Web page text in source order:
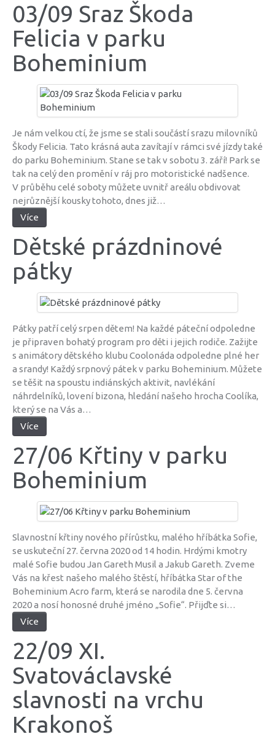
03/09 Sraz Škoda
Felicia v parku
Boheminium
Je nám velkou ctí, že jsme se stali součástí srazu milovníků
Škody Felicia. Tato krásná auta zavítají v rámci své jízdy také
do parku Boheminium. Stane se tak v sobotu 3. září! Park se
tak na celý den promění v ráj pro motoristické nadšence.
V průběhu celé soboty můžete uvnitř areálu obdivovat
nejrůznější kousky tohoto, dnes již…
Více
Dětské prázdninové
pátky
Pátky patří celý srpen dětem! Na každé páteční odpoledne
je připraven bohatý program pro děti i jejich rodiče. Zažijte
s animátory dětského klubu Coolonáda odpoledne plné her
a srandy! Každý srpnový pátek v parku Boheminium. Můžete
se těšit na spoustu indiánských aktivit, navlékání
náhrdelníků, lovení bizona, hledání našeho hrocha Coolíka,
který se na Vás a…
Více
27/06 Křtiny v parku
Boheminium
Slavnostní křtiny nového přírůstku, malého hříbátka Sofie,
se uskuteční 27. června 2020 od 14 hodin. Hrdými kmotry
malé Sofie budou Jan Gareth Musil a Jakub Gareth. Zveme
Vás na křest našeho malého štěstí, hříbátka Star of the
Boheminium Acro farm, která se narodila dne 5. června
2020 a nosí honosné druhé jméno „Sofie“. Přijďte si…
Více
22/09 XI.
Svatováclavské
slavnosti na vrchu
Krakonoš